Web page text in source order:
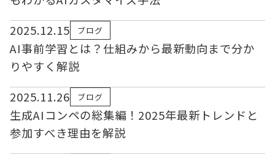
2025.12.15
ブログ
AI事前学習とは？仕組みから最新動向まで分か
りやすく解説
2025.11.26
ブログ
生成AIコンペの総集編！2025年最新トレンドと
参加すべき理由を解説